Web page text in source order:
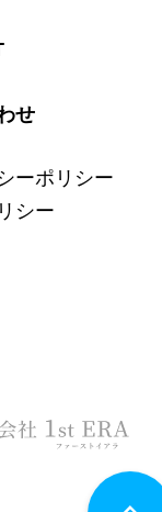
せ
ーポリシー
シー